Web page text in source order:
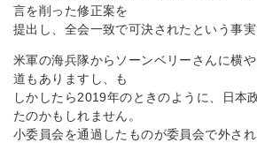
言を削った修正案を
提出し、全会一致で可決されたという事実
米軍の海兵隊からソーンベリーさんに横
道もありますし、も
しかしたら2019年のときのように、日本
たのかもしれません。
小委員会を通過したものが委員会で外さ